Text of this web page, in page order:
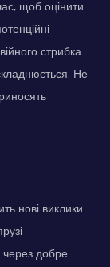
щоб оцінити
стрибка
Не
нові виклики
добре